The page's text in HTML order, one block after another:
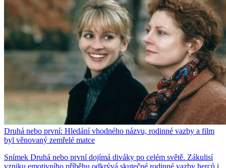
Druhá nebo první: Hledání vhodného názvu, rodinné vazby a film
byl věnovaný zemřelé matce
Snímek Druhá nebo první dojímá diváky po celém světě. Zákulisí
vzniku emotivního příběhu odkrývá skutečné rodinné vazby herců i